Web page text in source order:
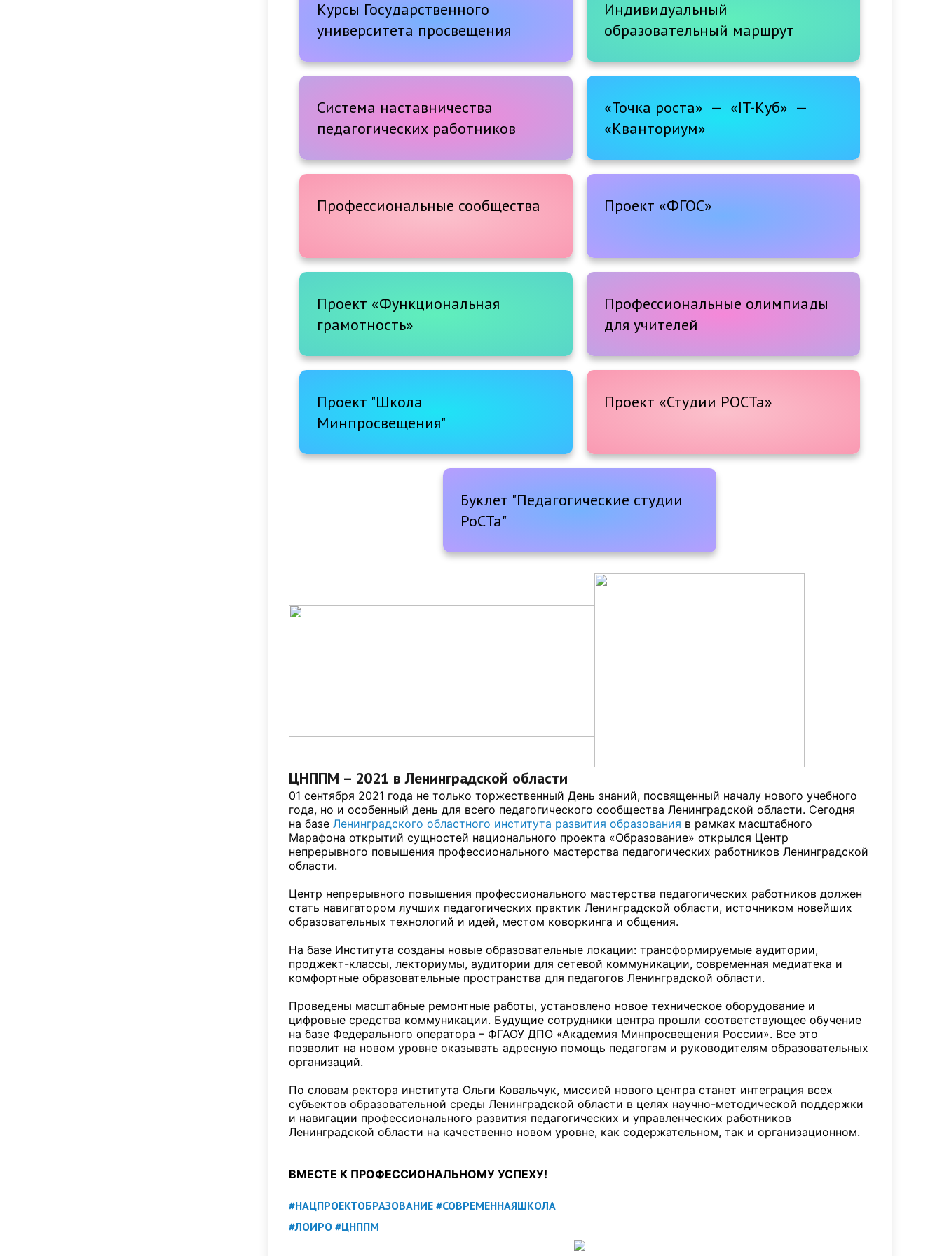
Курсы Государственного
университета просвещения
Индивидуальный
образовательный маршрут
Система наставничества
педагогических работников
«Точка роста» — «IT-Куб» —
«Кванториум»
Профессиональные сообщества Проект «ФГОС»
Проект «Функциональная
грамотность»
Профессиональные олимпиады
для учителей
Проект "Школа
Минпросвещения"
Проект «Студии РОСТа»
Буклет "Педагогические студии
РоСТа"
ЦНППМ – 2021 в Ленинградской области
01 сентября 2021 года не только торжественный День знаний, посвященный началу нового учебного
года, но и особенный день для всего педагогического сообщества Ленинградской области. Сегодня
на базе Ленинградского областного института развития образования в рамках масштабного
Марафона открытий сущностей национального проекта «Образование» открылся Центр
непрерывного повышения профессионального мастерства педагогических работников Ленинградской
области.
Центр непрерывного повышения профессионального мастерства педагогических работников должен
стать навигатором лучших педагогических практик Ленинградской области, источником новейших
образовательных технологий и идей, местом коворкинга и общения.
На базе Института созданы новые образовательные локации: трансформируемые аудитории,
проджект-классы, лекториумы, аудитории для сетевой коммуникации, современная медиатека и
комфортные образовательные пространства для педагогов Ленинградской области.
Проведены масштабные ремонтные работы, установлено новое техническое оборудование и
цифровые средства коммуникации. Будущие сотрудники центра прошли соответствующее обучение
на базе Федерального оператора – ФГАОУ ДПО «Академия Минпросвещения России». Все это
позволит на новом уровне оказывать адресную помощь педагогам и руководителям образовательных
организаций.
По словам ректора института Ольги Ковальчук, миссией нового центра станет интеграция всех
субъектов образовательной среды Ленинградской области в целях научно-методической поддержки
и навигации профессионального развития педагогических и управленческих работников
Ленинградской области на качественно новом уровне, как содержательном, так и организационном.
ВМЕСТЕ К ПРОФЕССИОНАЛЬНОМУ УСПЕХУ!
#НАЦПРОЕКТОБРАЗОВАНИЕ #СОВРЕМЕННАЯШКОЛА
#ЛОИРО #ЦНППМ